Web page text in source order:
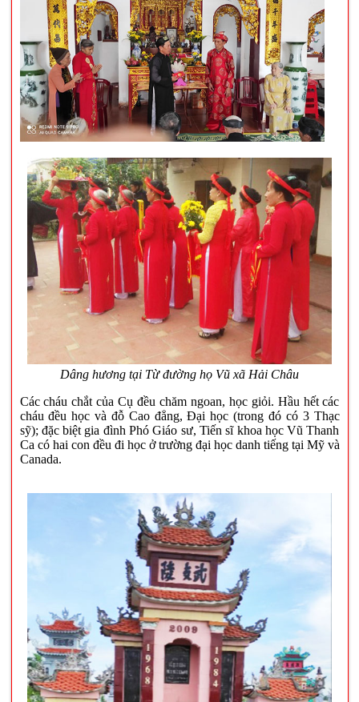
Dâng hương tại Từ đường họ Vũ xã Hải Châu
Các cháu chắt của Cụ đều chăm ngoan, học giỏi. Hầu hết các
cháu đều học và đỗ Cao đẳng, Đại học (trong đó có 3 Thạc
sỹ); đặc biệt gia đình Phó Giáo sư, Tiến sĩ khoa học Vũ Thanh
Ca có hai con đều đi học ở trường đại học danh tiếng tại Mỹ và
Canada.